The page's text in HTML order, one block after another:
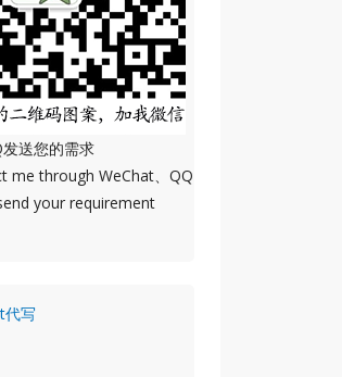
送您的需求
me through WeChat、QQ
your requirement
代写